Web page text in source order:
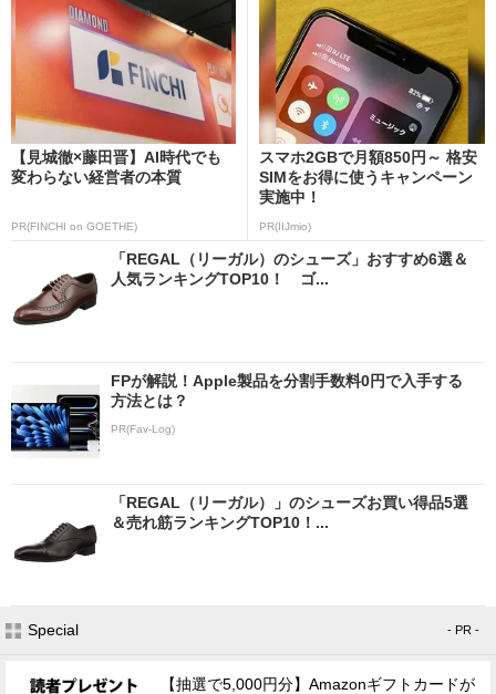
【見城徹×藤田晋】AI時代でも
変わらない経営者の本質
PR(FINCHI on GOETHE)
スマホ2GBで月額850円～ 格安
SIMをお得に使うキャンペーン
実施中！
PR(IIJmio)
「REGAL（リーガル）のシューズ」おすすめ6選＆
人気ランキングTOP10！ ゴ...
FPが解説！Apple製品を分割手数料0円で入手する
方法とは？
PR(Fav-Log)
「REGAL（リーガル）」のシューズお買い得品5選
＆売れ筋ランキングTOP10！...
Special - PR -
【抽選で5,000円分】Amazonギフトカードが